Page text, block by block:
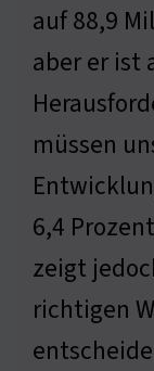
auf 88,9
aber er ist
müssen
6,4
zeigt
richtigen